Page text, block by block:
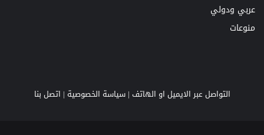
عربي ودولي
منوعات
التواصل عبر الايميل او الهاتف |سياسة الخصوصية | اتصل بنا